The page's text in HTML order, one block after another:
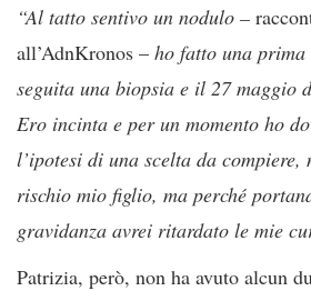
“Al tatto sentivo un nodulo –
all’AdnKronos – ho fatto una
seguita una biopsia e il 27 maggio
Ero incinta e per un momento ho
l’ipotesi di una scelta da compiere,
rischio mio figlio, ma perché
gravidanza avrei ritardato le mie
Patrizia, però, non ha avuto alcun